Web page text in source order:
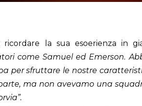
la sua esoerienza in
comeSamueled Emerson.
per sfruttare le nostre
ma non avevamo una